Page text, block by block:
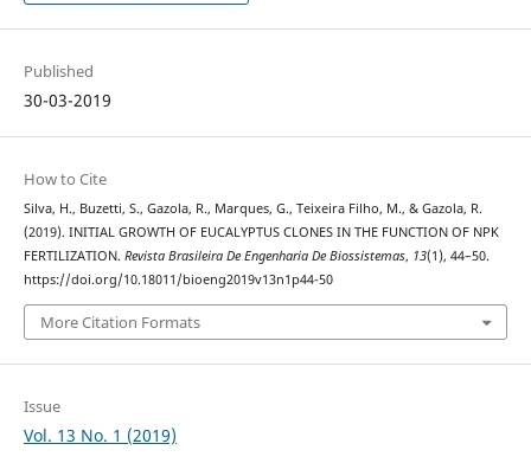
Published
30-03-2019
How to Cite
Silva, H., Buzetti, S., Gazola, R., Marques, G., Teixeira Filho, M., & Gazola, R.
(2019). INITIAL GROWTH OF EUCALYPTUS CLONES IN THE FUNCTION OF NPK
FERTILIZATION. Revista Brasileira De Engenharia De Biossistemas, 13(1), 44–50.
https://doi.org/10.18011/bioeng2019v13n1p44-50
More Citation Formats
Issue
Vol. 13 No. 1 (2019)